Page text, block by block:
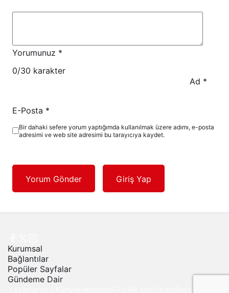
Yorumunuz *
0/30 karakter
Ad *
E-Posta *
Bir dahaki sefere yorum yaptığımda kullanılmak üzere adımı, e-posta
adresimi ve web site adresimi bu tarayıcıya kaydet.
Yorum Gönder Giriş Yap
Kurumsal
Bağlantılar
Popüler Sayfalar
Gündeme Dair